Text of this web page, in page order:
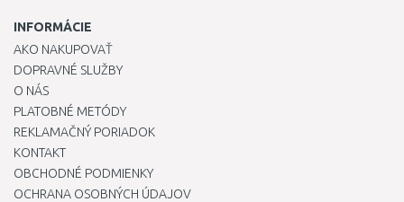
INFORMÁCIE
AKO NAKUPOVAŤ
DOPRAVNÉ SLUŽBY
O NÁS
PLATOBNÉ METÓDY
REKLAMAČNÝ PORIADOK
KONTAKT
OBCHODNÉ PODMIENKY
OCHRANA OSOBNÝCH ÚDAJOV